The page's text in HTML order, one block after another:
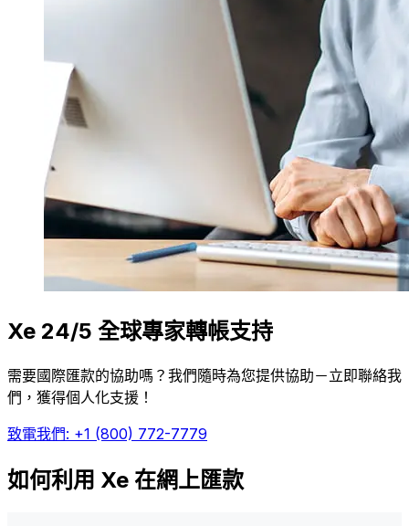
Xe 24/5 全球專家轉帳支持
需要國際匯款的協助嗎？我們隨時為您提供協助－立即聯絡我
們，獲得個人化支援！
致電我們: +1 (800) 772-7779
如何利用 Xe 在網上匯款